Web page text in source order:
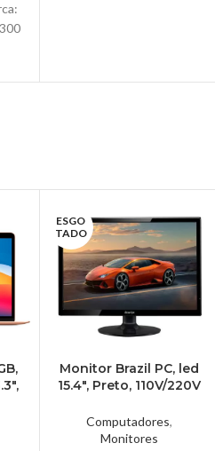
ESGO
TADO
Monitor Brazil PC, led
15.4″, Preto, 110V/220V
Computadores,
Monitores